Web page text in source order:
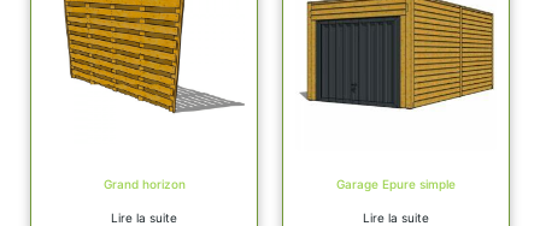
Grand horizon
Lire la suite
Garage Epure simple
Lire la suite